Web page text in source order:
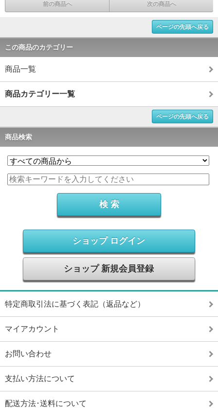
前の商品へ 次の商品へ
ページの先頭へ戻る
この商品のカテゴリー
商品一覧
商品カテゴリー一覧
ページの先頭へ戻る
商品検索
ショップ ログイン
ショップ 新規会員登録
特定商取引法に基づく表記（返品など）
マイアカウント
お問い合わせ
支払い方法について
配送方法･送料について